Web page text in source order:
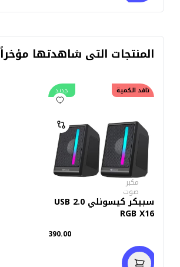
المنتجات التى شاهدتها مؤخراً
جديد نافد الكمية
مكبر
صوت
سبيكر كيسونلي USB 2.0
RGB X16
390.00